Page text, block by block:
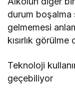
durum boşalma
gelmemesi
kısırlık
Teknoloji
geçebiliyor